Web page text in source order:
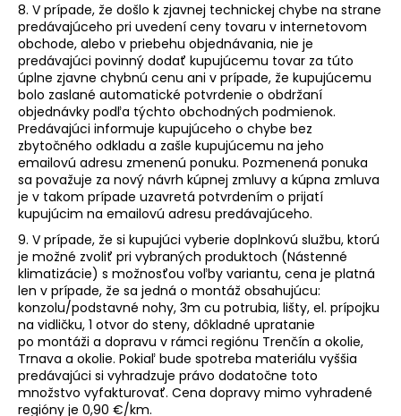
8. V prípade, že došlo k zjavnej technickej chybe na strane
predávajúceho pri uvedení ceny tovaru v internetovom
obchode, alebo v priebehu objednávania, nie je
predávajúci povinný dodať kupujúcemu tovar za túto
úplne zjavne chybnú cenu ani v prípade, že kupujúcemu
bolo zaslané automatické potvrdenie o obdržaní
objednávky podľa týchto obchodných podmienok.
Predávajúci informuje kupujúceho o chybe bez
zbytočného odkladu a zašle kupujúcemu na jeho
emailovú adresu zmenenú ponuku. Pozmenená ponuka
sa považuje za nový návrh kúpnej zmluvy a kúpna zmluva
je v takom prípade uzavretá potvrdením o prijatí
kupujúcim na emailovú adresu predávajúceho.
9. V prípade, že si kupujúci vyberie doplnkovú službu, ktorú
je možné zvoliť pri vybraných produktoch (Nástenné
klimatizácie) s možnosťou voľby variantu, cena je platná
len v prípade, že sa jedná o montáž obsahujúcu:
konzolu/podstavné nohy, 3m cu potrubia, lišty, el. prípojku
na vidličku, 1 otvor do steny, dôkladné upratanie
po montáži a dopravu v rámci regiónu Trenčín a okolie,
Trnava a okolie. Pokiaľ bude spotreba materiálu vyššia
predávajúci si vyhradzuje právo dodatočne toto
množstvo vyfakturovať. Cena dopravy mimo vyhradené
regióny je 0,90 €/km.